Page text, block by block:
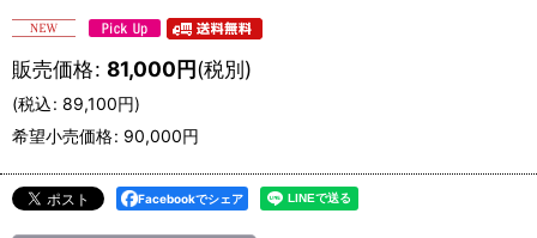
販売価格: 81,000円(税別)
(税込: 89,100円)
希望小売価格: 90,000円
Facebookでシェア